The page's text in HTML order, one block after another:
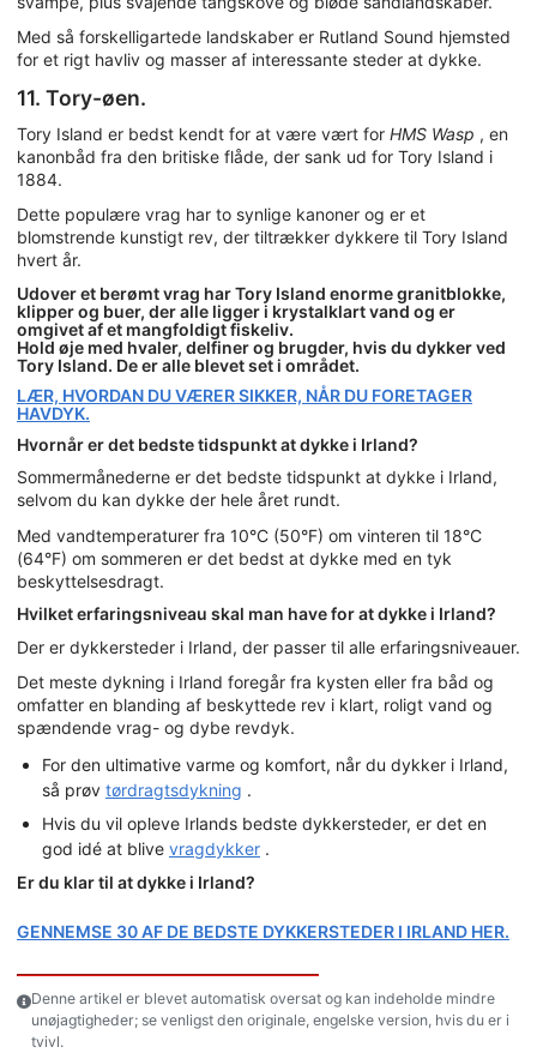
Med så forskelligartede landskaber er Rutland Sound hjemsted
for et rigt havliv og masser af interessante steder at dykke.
11. Tory-øen.
Tory Island er bedst kendt for at være vært for HMS Wasp , en
kanonbåd fra den britiske flåde, der sank ud for Tory Island i
1884.
Dette populære vrag har to synlige kanoner og er et
blomstrende kunstigt rev, der tiltrækker dykkere til Tory Island
hvert år.
Udover et berømt vrag har Tory Island enorme granitblokke,
klipper og buer, der alle ligger i krystalklart vand og er
omgivet af et mangfoldigt fiskeliv.
Hold øje med hvaler, delfiner og brugder, hvis du dykker ved
Tory Island. De er alle blevet set i området.
LÆR, HVORDAN DU VÆRER SIKKER, NÅR DU FORETAGER
HAVDYK.
Hvornår er det bedste tidspunkt at dykke i Irland?
Sommermånederne er det bedste tidspunkt at dykke i Irland,
selvom du kan dykke der hele året rundt.
Med vandtemperaturer fra 10°C (50°F) om vinteren til 18°C
(64°F) om sommeren er det bedst at dykke med en tyk
beskyttelsesdragt.
Hvilket erfaringsniveau skal man have for at dykke i Irland?
Der er dykkersteder i Irland, der passer til alle erfaringsniveauer.
Det meste dykning i Irland foregår fra kysten eller fra båd og
omfatter en blanding af beskyttede rev i klart, roligt vand og
spændende vrag- og dybe revdyk.
For den ultimative varme og komfort, når du dykker i Irland,
så prøv tørdragtsdykning .
Hvis du vil opleve Irlands bedste dykkersteder, er det en
god idé at blive vragdykker .
Er du klar til at dykke i Irland?
GENNEMSE 30 AF DE BEDSTE DYKKERSTEDER I IRLAND HER.
Denne artikel er blevet automatisk oversat og kan indeholde mindre
unøjagtigheder; se venligst den originale, engelske version, hvis du er i
tvivl.